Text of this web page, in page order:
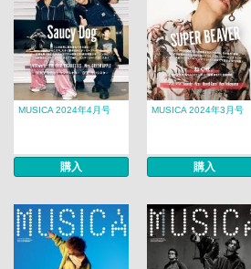
MUSICA 2024年4月号
購入
MUSICA 2024年3月号
購入